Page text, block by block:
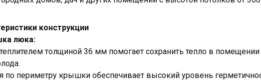
конструкции
люка:
толщиной 36 мм помогает сохранить тепло в
по периметру крышки обеспечивает высокий уровень